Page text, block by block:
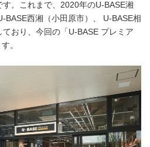
。これまで、2020年のU-BASE湘
BASE西湘（小田原市）、 U-BASE相
おり、今回の「U-BASE プレミア
。